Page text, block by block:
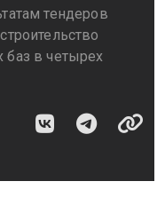
тендеров
баз в четырех